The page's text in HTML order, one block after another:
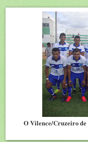
O Vilence/Cruzeiro de